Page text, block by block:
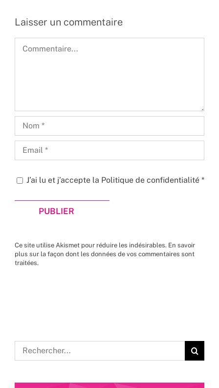
Laisser un commentaire
J’ai lu et j’accepte la Politique de confidentialité *
Ce site utilise Akismet pour réduire les indésirables. En savoir
plus sur la façon dont les données de vos commentaires sont
traitées.
Rechercher: